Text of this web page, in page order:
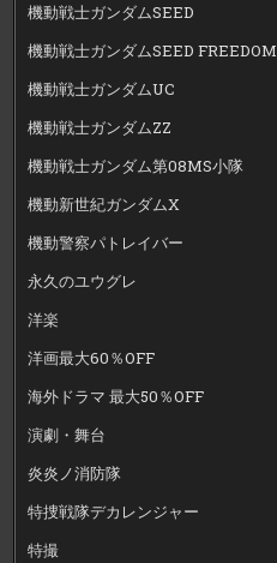
機動戦士ガンダムSEED
機動戦士ガンダムSEED FREEDOM
機動戦士ガンダムUC
機動戦士ガンダムZZ
機動戦士ガンダム第08MS小隊
機動新世紀ガンダムX
機動警察パトレイバー
永久のユウグレ
洋楽
洋画最大60％OFF
海外ドラマ 最大50％OFF
演劇・舞台
炎炎ノ消防隊
特捜戦隊デカレンジャー
特撮